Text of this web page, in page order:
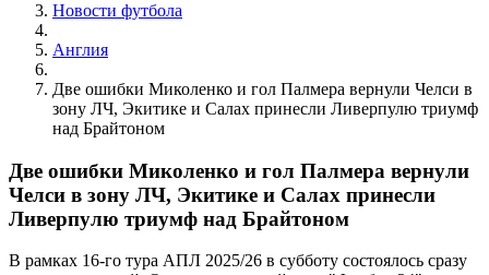
Новости футбола
Англия
Две ошибки Миколенко и гол Палмера вернули Челси в
зону ЛЧ, Экитике и Салах принесли Ливерпулю триумф
над Брайтоном
Две ошибки Миколенко и гол Палмера вернули
Челси в зону ЛЧ, Экитике и Салах принесли
Ливерпулю триумф над Брайтоном
В рамках 16-го тура АПЛ 2025/26 в субботу состоялось сразу